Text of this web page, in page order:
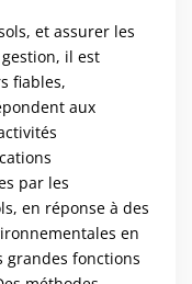
et assurer les
il est
fiables,
aux
par les
en réponse à des
en
grandes fonctions